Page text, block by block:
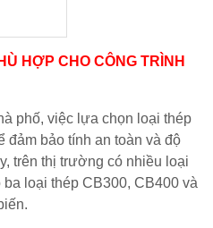
HỢP CHO CÔNG TRÌNH
phố, việc lựa chọn loại thép
đảm bảo tính an toàn và độ
trên thị trường có nhiều loại
loại thép CB300, CB400 và